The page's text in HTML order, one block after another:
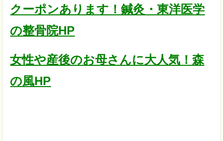
クーポンあります！鍼灸・東洋医学
の整骨院HP
女性や産後のお母さんに大人気！森
の風HP